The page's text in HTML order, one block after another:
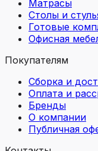
Матрасы
Столы и
Готовые
Офисная
Покупателям
Сборка и
Оплата и
Бренды
О компании
Публичная